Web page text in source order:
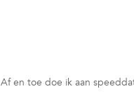
Af en toe doe ik aan